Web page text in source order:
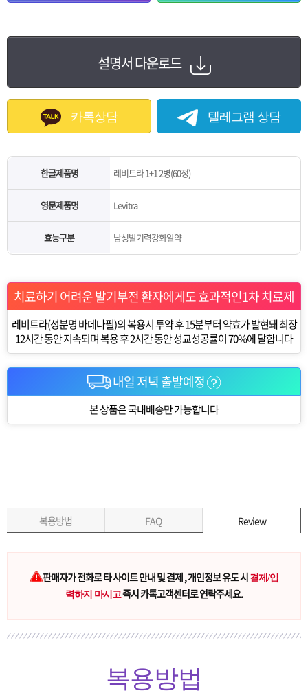
설명서 다운로드
카톡상담 텔레그램 상담
한글제품명 레비트라 1+1 2병(60정)
영문제품명 Levitra
효능구분 남성발기력강화알약
치료하기 어려운 발기부전 환자에게도 효과적인1차 치료제
레비트라(성분명 바데나필)의 복용시 투약 후 15분부터 약효가 발현돼 최장
12시간 동안 지속되며 복용 후 2시간 동안 성교성공률이 70%에 달합니다
내일 저녁 출발예정
본 상품은 국내배송만 가능합니다
복용방법 FAQ Review
판매자가 전화로 타 사이트 안내 및 결제 , 개인정보 유도 시 결제/입
력하지 마시고즉시 카톡고객센터로 연락주세요.
복용방법